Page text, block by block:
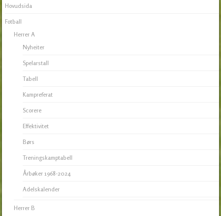
Hovudsida
Fotball
Herrer A
Nyheiter
Spelarstall
Tabell
Kampreferat
Scorere
Effektivitet
Børs
Treningskamptabell
Årbøker 1968-2024
Adelskalender
Herrer B